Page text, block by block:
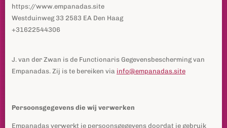
https://www.empanadas.site
Westduinweg 33 2583 EA Den Haag
+31622544306
J. van der Zwan is de Functionaris Gegevensbescherming van
Empanadas. Zij is te bereiken via info@empanadas.site
Persoonsgegevens die wij verwerken
Empanadas verwerkt je persoonsgegevens doordat je gebruik